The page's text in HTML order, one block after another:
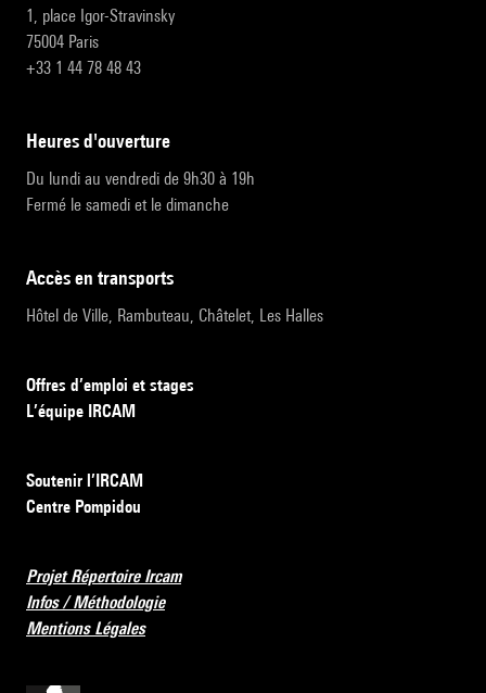
1, place Igor-Stravinsky
75004 Paris
+33 1 44 78 48 43
heures d'ouverture
Du lundi au vendredi de 9h30 à 19h
Fermé le samedi et le dimanche
accès en transports
Hôtel de Ville, Rambuteau, Châtelet, Les Halles
Offres d’emploi et stages
L’équipe IRCAM
Soutenir l’IRCAM
Centre Pompidou
Projet Répertoire Ircam
Infos / Méthodologie
Mentions Légales